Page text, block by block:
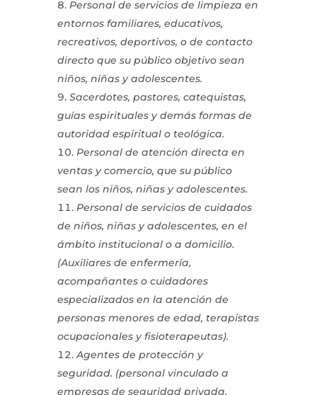
Personal de servicios de limpieza en
entornos familiares, educativos,
recreativos, deportivos, o de contacto
directo que su público objetivo sean
niños, niñas y adolescentes.
Sacerdotes, pastores, catequistas,
guías espirituales y demás formas de
autoridad espiritual o teológica.
Personal de atención directa en
ventas y comercio, que su público
sean los niños, niñas y adolescentes.
Personal de servicios de cuidados
de niños, niñas y adolescentes, en el
ámbito institucional o a domicilio.
(Auxiliares de enfermería,
acompañantes o cuidadores
especializados en la atención de
personas menores de edad, terapistas
ocupacionales y fisioterapeutas).
Agentes de protección y
seguridad. (personal vinculado a
empresas de seguridad privada,